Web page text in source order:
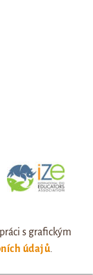
s grafickým
údajů